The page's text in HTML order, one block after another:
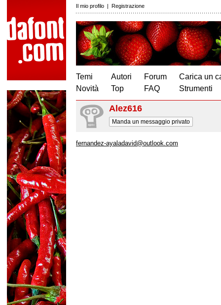
Il mio profilo | Registrazione
Temi
Novità
Autori
Top
Forum
FAQ
Carica un
Strumenti
Alez616
Manda un messaggio privato
fernandez-ayaladavid@outlook.com